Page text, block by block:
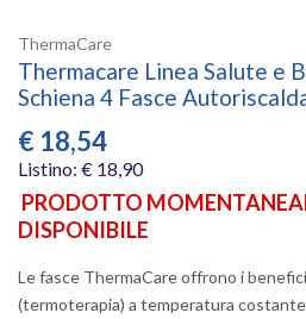
ThermaCare
Thermacare Linea Salute e
Schiena 4 Fasce
€ 18,54
Listino: € 18,90
PRODOTTO
DISPONIBILE
Le fasce ThermaCare offrono i
(termoterapia) a temperatura